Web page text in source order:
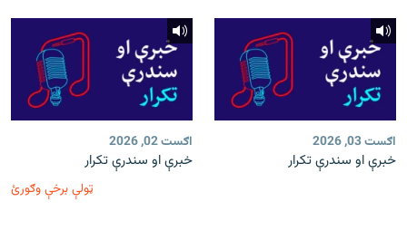
اګست 03, 2026
خبرې او سندرې تکرار
اګست 02, 2026
خبرې او سندرې تکرار
ټولې برخې وګورئ